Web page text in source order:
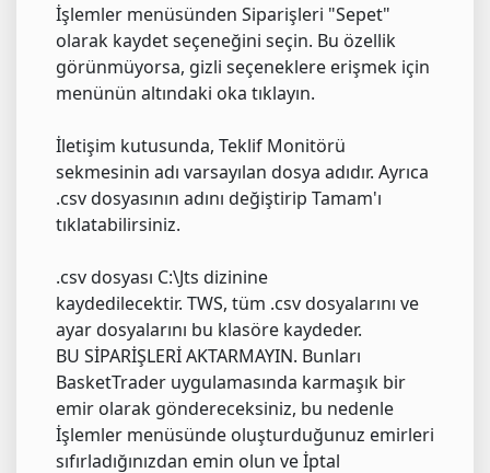
İşlemler menüsünden Siparişleri "Sepet"
olarak kaydet seçeneğini seçin. Bu özellik
görünmüyorsa, gizli seçeneklere erişmek için
menünün altındaki oka tıklayın.
İletişim kutusunda, Teklif Monitörü
sekmesinin adı varsayılan dosya adıdır. Ayrıca
.csv dosyasının adını değiştirip Tamam'ı
tıklatabilirsiniz.
.csv dosyası C:\Jts dizinine
kaydedilecektir. TWS, tüm .csv dosyalarını ve
ayar dosyalarını bu klasöre kaydeder.
BU SİPARİŞLERİ AKTARMAYIN. Bunları
BasketTrader uygulamasında karmaşık bir
emir olarak göndereceksiniz, bu nedenle
İşlemler menüsünde oluşturduğunuz emirleri
sıfırladığınızdan emin olun ve İptal